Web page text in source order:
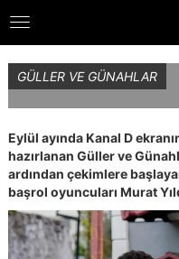
to
main
content
Toggle
navigation
GÜLLER VE GÜNAHLAR
Eylül ayında Kanal D
hazırlanan Güller ve
ardından çekimlere
başrol oyuncuları Murat